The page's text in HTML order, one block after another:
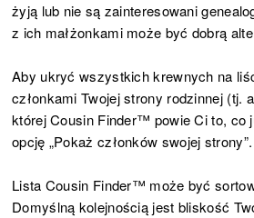
żyją lub nie są zainteresowani
z ich małżonkami może być dobrą
Aby ukryć wszystkich krewnych na
członkami Twojej strony rodzinnej (tj.
której Cousin Finder™ powie Ci to, co
opcję „Pokaż członków swojej strony”.
Lista Cousin Finder™ może być
Domyślną kolejnością jest bliskość